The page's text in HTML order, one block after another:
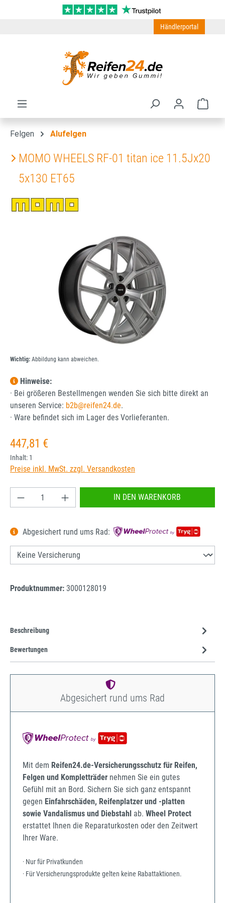
Zum Hauptinhalt springen
Händlerportal
Felgen Alufelgen
MOMO WHEELS RF-01 titan ice 11.5Jx20
5x130 ET65
Wichtig: Abbildung kann abweichen.
Hinweise:
· Bei größeren Bestellmengen wenden Sie sich bitte direkt an
unseren Service: b2b@reifen24.de.
· Ware befindet sich im Lager des Vorlieferanten.
Regulärer Preis:
447,81 €
Inhalt: 1
Preise inkl. MwSt. zzgl. Versandkosten
Produkt Anzahl: Gib den gewünschten Wert
IN DEN WARENKORB
Abgesichert rund ums Rad:
Produktnummer: 3000128019
Beschreibung
Bewertungen
Abgesichert rund ums Rad
Mit dem Reifen24.de-Versicherungsschutz für Reifen,
Felgen und Kompletträder nehmen Sie ein gutes
Gefühl mit an Bord. Sichern Sie sich ganz entspannt
gegen Einfahrschäden, Reifenplatzer und -platten
sowie Vandalismus und Diebstahl ab. Wheel Protect
erstattet Ihnen die Reparaturkosten oder den Zeitwert
Ihrer Ware.
· Nur für Privatkunden
· Für Versicherungsprodukte gelten keine Rabattaktionen.